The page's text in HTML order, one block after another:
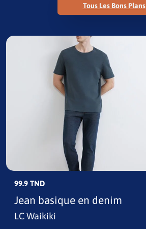
Tous Les Bons Plans
99.9 TND
Jean basique en denim
LC Waikiki